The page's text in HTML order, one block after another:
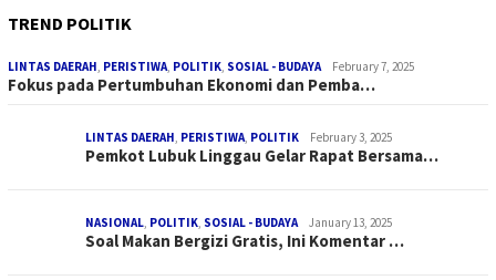
TREND POLITIK
LINTAS DAERAH, PERISTIWA, POLITIK, SOSIAL - BUDAYA February 7, 2025
Fokus pada Pertumbuhan Ekonomi dan Pemba…
LINTAS DAERAH, PERISTIWA, POLITIK February 3, 2025
Pemkot Lubuk Linggau Gelar Rapat Bersama…
NASIONAL, POLITIK, SOSIAL - BUDAYA January 13, 2025
Soal Makan Bergizi Gratis, Ini Komentar …